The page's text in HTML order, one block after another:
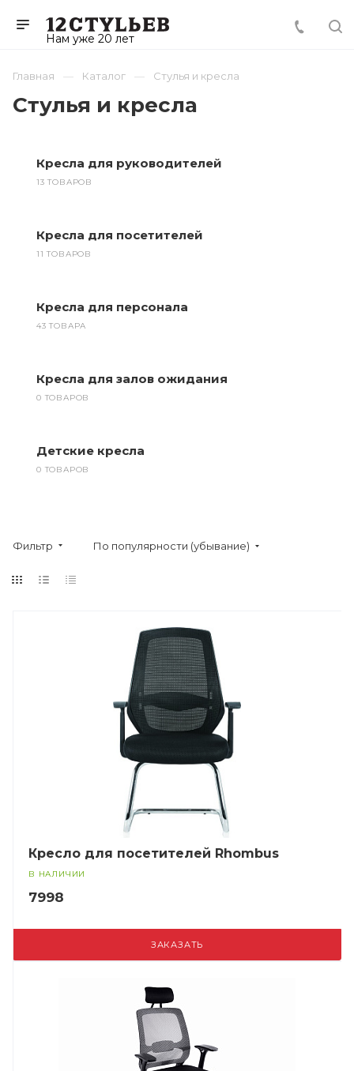
Нам уже 20 лет
Главная Каталог Стулья и кресла
Стулья и кресла
Кресла для руководителей
13 ТОВАРОВ
Кресла для посетителей
11 ТОВАРОВ
Кресла для персонала
43 ТОВАРА
Кресла для залов ожидания
0 ТОВАРОВ
Детские кресла
0 ТОВАРОВ
Фильтр По популярности (убывание)
Кресло для посетителей Rhombus
В НАЛИЧИИ
7998
ЗАКАЗАТЬ